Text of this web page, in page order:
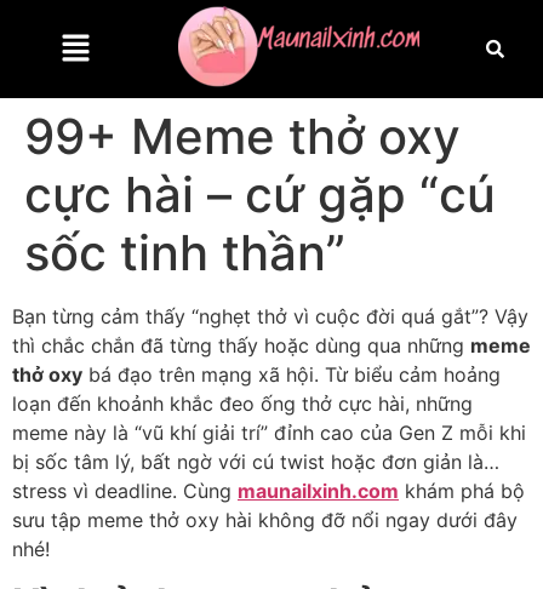
99+ Meme thở oxy
cực hài – cứ gặp “cú
sốc tinh thần”
Bạn từng cảm thấy “nghẹt thở vì cuộc đời quá gắt”? Vậy
thì chắc chắn đã từng thấy hoặc dùng qua những meme
thở oxy bá đạo trên mạng xã hội. Từ biểu cảm hoảng
loạn đến khoảnh khắc đeo ống thở cực hài, những
meme này là “vũ khí giải trí” đỉnh cao của Gen Z mỗi khi
bị sốc tâm lý, bất ngờ với cú twist hoặc đơn giản là…
stress vì deadline. Cùng maunailxinh.com khám phá bộ
sưu tập meme thở oxy hài không đỡ nổi ngay dưới đây
nhé!